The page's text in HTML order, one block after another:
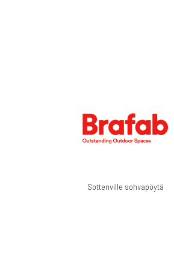
Sottenville sohvapöytä